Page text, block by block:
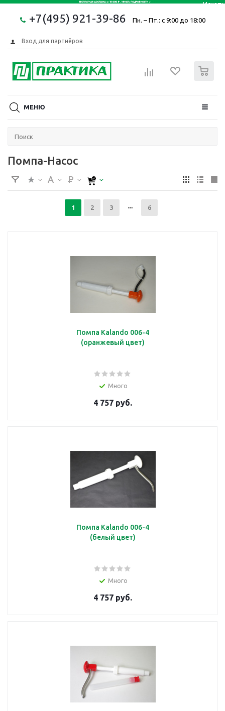
+7(495) 921-39-86 Пн. – Пт.: с 9:00 до 18:00
Вход для партнёров
МЕНЮ
Помпа-Насос
1 2 3 6
Помпа Kalando 006-4
(оранжевый цвет)
Много
4 757 руб.
Помпа Kalando 006-4
(белый цвет)
Много
4 757 руб.